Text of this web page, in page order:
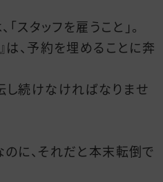
スタッフを雇うこと」。
は、予約を埋めることに奔
し続けなければなりませ
に、それだと本末転倒で